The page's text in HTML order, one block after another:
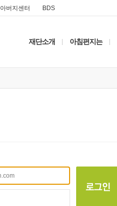
아버지센터 BDS
재단소개 아침편지는